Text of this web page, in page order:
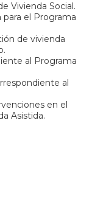
Vivienda Social.
el Programa
de vivienda
al Programa
al
en el
Asistida.